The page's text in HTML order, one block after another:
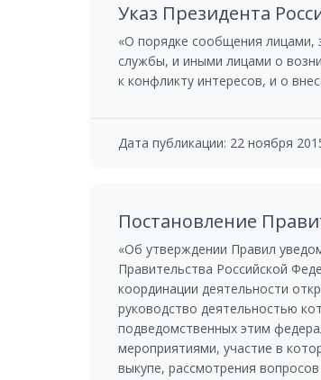
Указ Президента
«О порядке сообщения лицами,
службы, и иными лицами о
к конфликту интересов, и о
Дата публикации: 22 ноября
Постановление
«Об утверждении Правил
Правительства Российской
координации деятельности
руководство деятельностью
подведомственных этим
мероприятиями, участие в
выкупе, рассмотрения